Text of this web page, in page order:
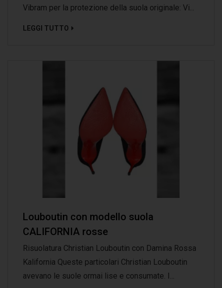
Vibram per la protezione della suola originale: Vi...
LEGGI TUTTO
Louboutin con modello suola
CALIFORNIA rosse
Risuolatura Christian Louboutin con Damina Rossa
Kalifornia Queste particolari Christian Louboutin
avevano le suole ormai lise e consumate. I...